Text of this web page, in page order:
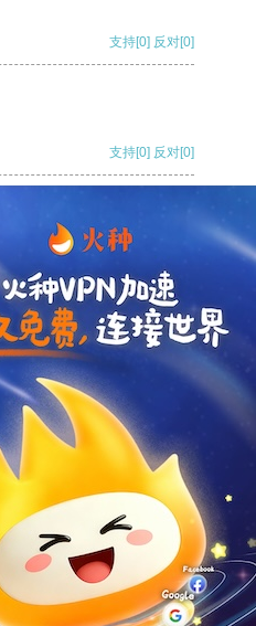
支持[0] 反对[0]
支持[0] 反对[0]
反对
反对[0]